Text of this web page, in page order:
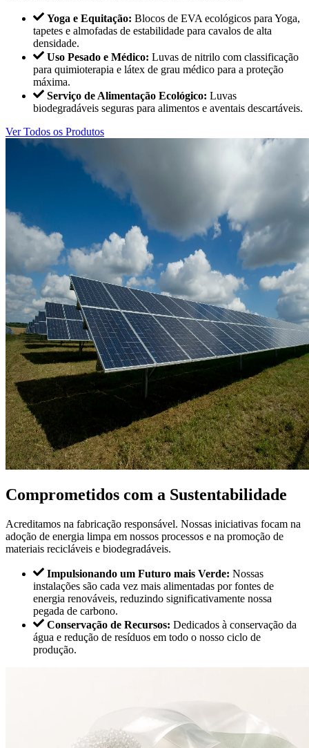
Yoga e Equitação: Blocos de EVA ecológicos para Yoga,
tapetes e almofadas de estabilidade para cavalos de alta
densidade.
Uso Pesado e Médico: Luvas de nitrilo com classificação
para quimioterapia e látex de grau médico para a proteção
máxima.
Serviço de Alimentação Ecológico: Luvas
biodegradáveis seguras para alimentos e aventais descartáveis.
Ver Todos os Produtos
Comprometidos com a Sustentabilidade
Acreditamos na fabricação responsável. Nossas iniciativas focam na
adoção de energia limpa em nossos processos e na promoção de
materiais recicláveis e biodegradáveis.
Impulsionando um Futuro mais Verde: Nossas
instalações são cada vez mais alimentadas por fontes de
energia renováveis, reduzindo significativamente nossa
pegada de carbono.
Conservação de Recursos: Dedicados à conservação da
água e redução de resíduos em todo o nosso ciclo de
produção.